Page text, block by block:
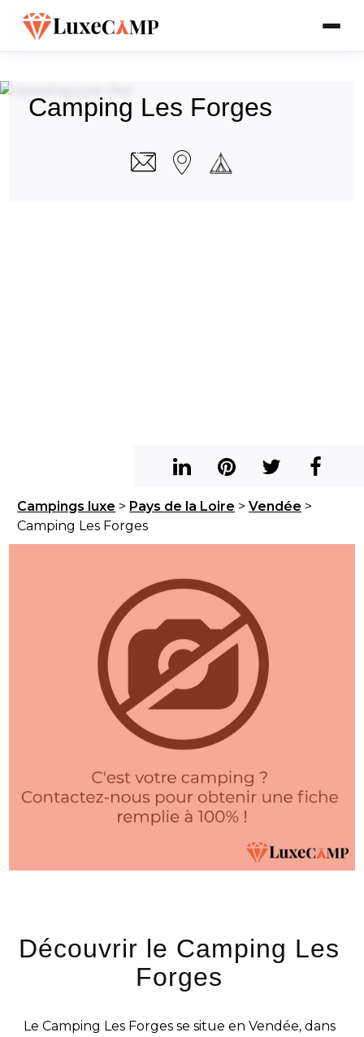
Camping Les Forges
Campings luxe > Pays de la Loire >Vendée >
Camping Les Forges
Découvrir le Camping Les
Forges
Le Camping Les Forges se situe en Vendée, dans